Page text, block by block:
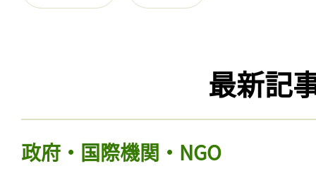
最新記
政府・国際機関・NGO